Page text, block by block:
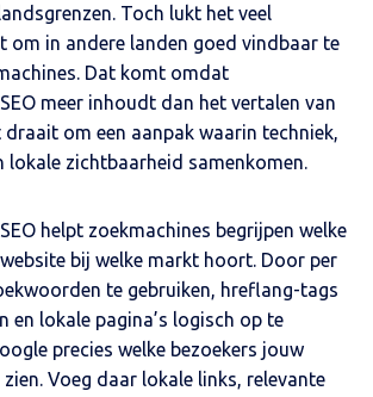
Toch lukt het veel
om in andere landen goed vindbaar te
Dat komt omdat
meer inhoudt dan het vertalen van
draait om een aanpak waarin techniek,
lokale zichtbaarheid samenkomen.
helpt zoekmachines begrijpen welke
bij welke markt hoort. Door per
te gebruiken, hreflang-tags
en lokale pagina’s logisch op te
precies welke bezoekers jouw
Voeg daar lokale links, relevante